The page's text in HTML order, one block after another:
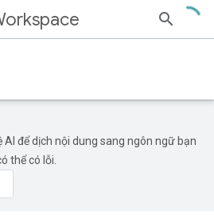
để dịch nội dung sang ngôn ngữ bạn
thể có lỗi.